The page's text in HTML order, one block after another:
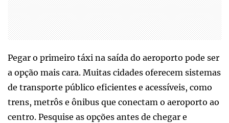
Pegar o primeiro táxi na saída do aeroporto pode ser
a opção mais cara. Muitas cidades oferecem sistemas
de transporte público eficientes e acessíveis, como
trens, metrôs e ônibus que conectam o aeroporto ao
centro. Pesquise as opções antes de chegar e